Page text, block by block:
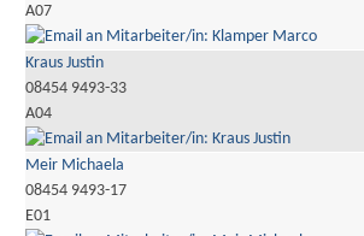
A07
Kraus Justin
08454 9493-33
A04
Meir Michaela
08454 9493-17
E01